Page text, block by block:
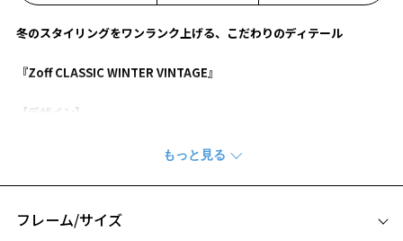
冬のスタイリングをワンランク上げる、こだわりのディテール
『Zoff CLASSIC WINTER VINTAGE』
【デザイン】
より男らしい印象に。
フロントとテンプル（つる）にあしらった飾りピンがアクセントをプ
ラス。
フレーム/サイズ